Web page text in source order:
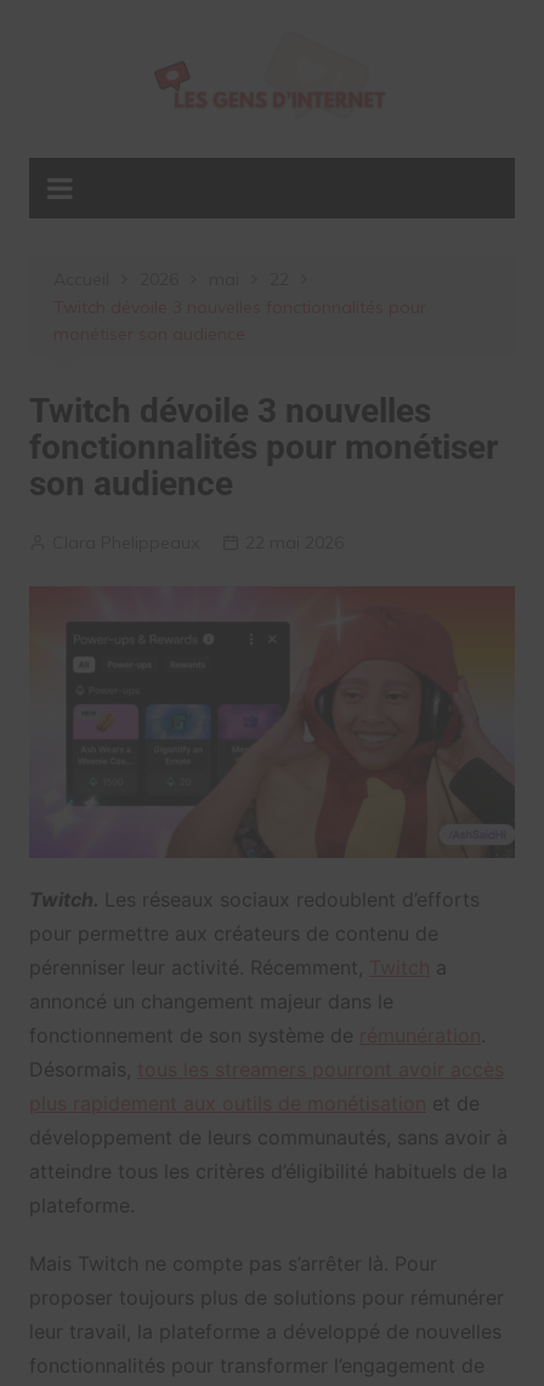
Twitch dévoile 3 nouvelles
fonctionnalités pour monétiser
son audience
Twitch. Les réseaux sociaux redoublent d’efforts
pour permettre aux créateurs de contenu de
pérenniser leur activité. Récemment,
a
annoncé un changement majeur dans le
fonctionnement de son système de
Désormais,
et de
développement de leurs communautés, sans avoir à
atteindre tous les critères d’éligibilité habituels de la
plateforme.
Mais Twitch ne compte pas s’arrêter là. Pour
proposer toujours plus de solutions pour rémunérer
leur travail, la plateforme a développé de nouvelles
fonctionnalités pour transformer l’engagement de